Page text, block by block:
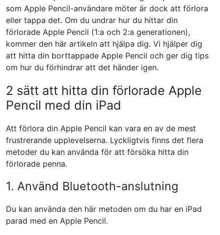
som Apple Pencil-användare möter är dock att förlora
eller tappa det. Om du undrar hur du hittar din
förlorade Apple Pencil (1:a och 2:a generationen),
kommer den här artikeln att hjälpa dig. Vi hjälper dig
att hitta din borttappade Apple Pencil och ger dig tips
om hur du förhindrar att det händer igen.
2 sätt att hitta din förlorade Apple
Pencil med din iPad
Att förlora din Apple Pencil kan vara en av de mest
frustrerande upplevelserna. Lyckligtvis finns det flera
metoder du kan använda för att försöka hitta din
förlorade penna.
1. Använd Bluetooth-anslutning
Du kan använda den här metoden om du har en iPad
parad med en Apple Pencil.